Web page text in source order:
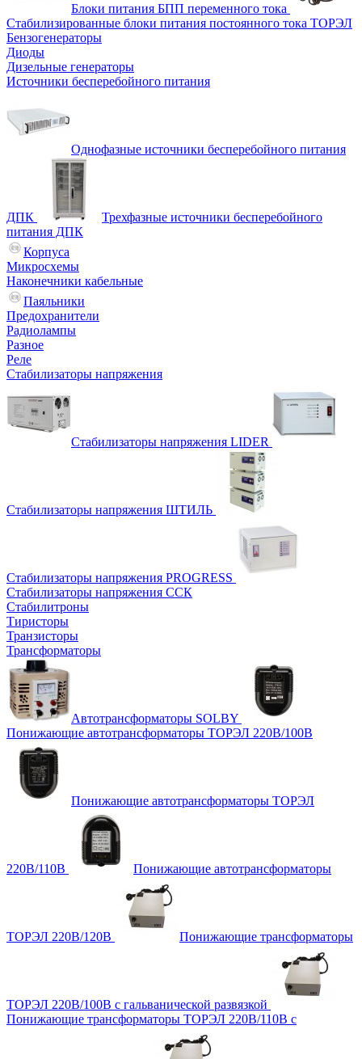
Блоки питания БПП переменного тока
Стабилизированные блоки питания постоянного тока ТОРЭЛ
Бензогенераторы
Диоды
Дизельные генераторы
Источники бесперебойного питания
Однофазные источники бесперебойного питания
ДПК
Трехфазные источники бесперебойного
питания ДПК
Корпуса
Микросхемы
Наконечники кабельные
Паяльники
Предохранители
Радиолампы
Разное
Реле
Стабилизаторы напряжения
Стабилизаторы напряжения LIDER
Стабилизаторы напряжения ШТИЛЬ
Стабилизаторы напряжения PROGRESS
Стабилизаторы напряжения ССК
Стабилитроны
Тиристоры
Транзисторы
Трансформаторы
Автотрансформаторы SOLBY
Понижающие автотрансформаторы ТОРЭЛ 220В/100В
Понижающие автотрансформаторы ТОРЭЛ
220В/110В Понижающие автотрансформаторы
ТОРЭЛ 220В/120В Понижающие трансформаторы
ТОРЭЛ 220В/100В с гальванической развязкой
Понижающие трансформаторы ТОРЭЛ 220В/110В с